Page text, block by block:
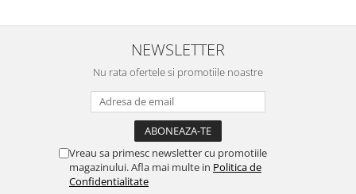
Mărgele HAMA MINI
Perceperea timpului - TimeTimer
Stimulare auditiva
Stimulare olfactivă
Stimulare tactila
NEWSLETTER
Nu rata ofertele si promotiile noastre
Vreau sa primesc newsletter cu promotiile
magazinului. Afla mai multe in Politica de
Confidentialitate